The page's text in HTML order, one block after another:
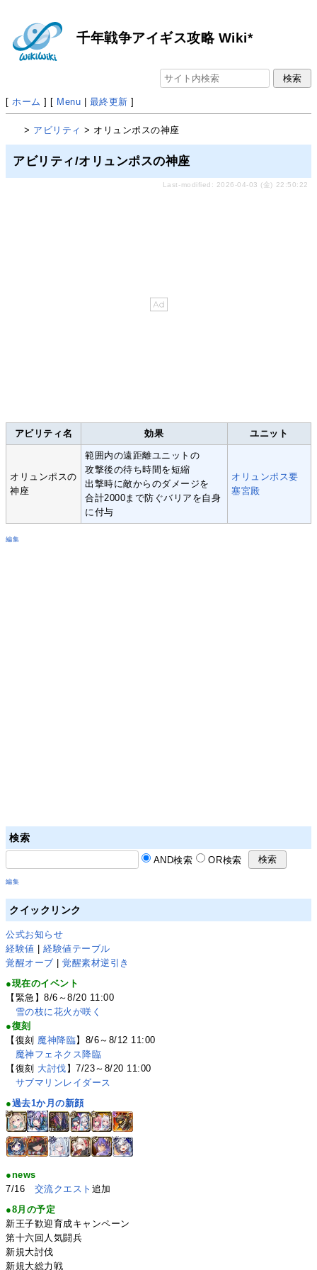
千年戦争アイギス攻略 Wiki*
[ ホーム ] [ Menu | 最終更新 ]
> アビリティ > オリュンポスの神座
アビリティ/オリュンポスの神座
Last-modified: 2026-04-03 (金) 22:50:22
アビリティ名 効果 ユニット
オリュンポスの
神座
範囲内の遠距離ユニットの
攻撃後の待ち時間を短縮
出撃時に敵からのダメージを
合計2000まで防ぐバリアを自身
に付与
オリュンポス要
塞宮殿
編集
検索
AND検索 OR検索
編集
クイックリンク
公式お知らせ
経験値 |経験値テーブル
覚醒オーブ |覚醒素材逆引き
●現在のイベント
【緊急】8/6～8/20 11:00
雪の枝に花火が咲く
●復刻
【復刻 魔神降臨】8/6～8/12 11:00
魔神フェネクス降臨
【復刻 大討伐 】7/23～8/20 11:00
サブマリンレイダース
●過去1か月の新顔
●news
7/16 交流クエスト 追加
●8月の予定
新王子歓迎育成キャンペーン
第十六回人気闘兵
新規大討伐
新規大総力戦